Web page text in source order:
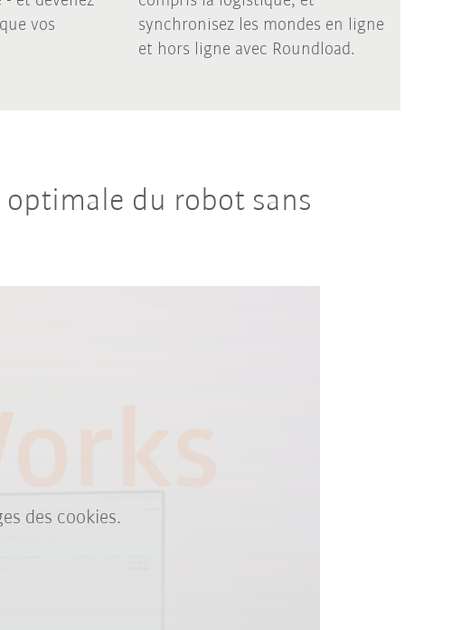
vos
synchronisez les mondes en ligne
et hors ligne avec Roundload.
du robot sans
des cookies.